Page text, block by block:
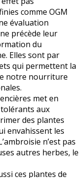
comme OGM
évaluation
précède leur
du
Elles sont par
qui permettent la
notre nourriture
met en
tolérants aux
des plantes
envahissent les
n’est pas
autres herbes, le
ces plantes de